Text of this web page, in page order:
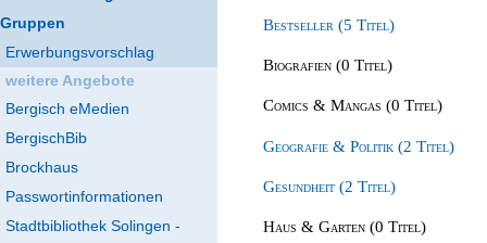
Gruppen
Erwerbungsvorschlag
weitere Angebote
Bergisch eMedien
BergischBib
Brockhaus
Passwortinformationen
Stadtbibliothek Solingen -
Bestseller (5 Titel)
Biografien (0 Titel)
Comics & Mangas (0 Titel)
Geografie & Politik (2 Titel)
Gesundheit (2 Titel)
Haus & Garten (0 Titel)